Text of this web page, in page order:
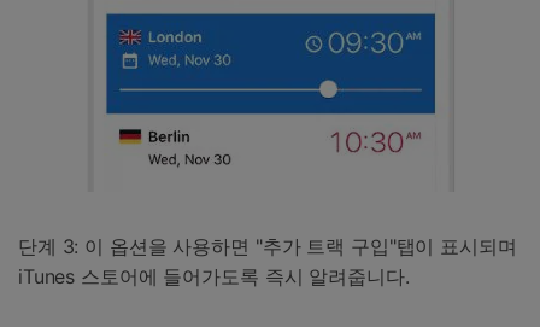
단계 3: 이 옵션을 사용하면 "추가 트랙 구입"탭이 표시되며
iTunes 스토어에 들어가도록 즉시 알려줍니다.